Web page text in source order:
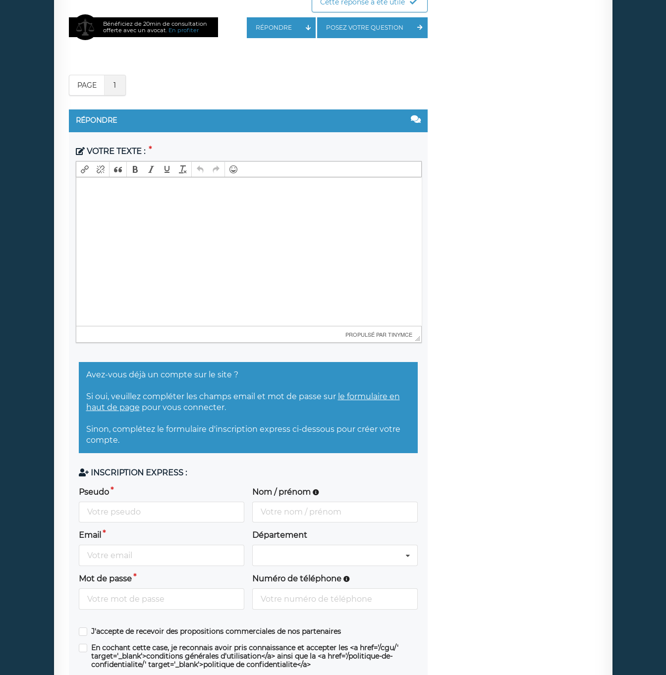
Cette réponse a été utile
Bénéficiez de 20min de consultation
offerte avec un avocat. En profiter POSEZ VOTRE QUESTION
RÉPONDRE
PAGE 1
RÉPONDRE
VOTRE TEXTE :
PROPULSÉ PAR TINYMCE
Avez-vous déjà un compte sur le site ?
Si oui, veuillez compléter les champs email et mot de passe sur le formulaire en
haut de page pour vous connecter.
Sinon, complétez le formulaire d'inscription express ci-dessous pour créer votre
compte.
INSCRIPTION EXPRESS :
Pseudo Nom / prénom
Email Département
Mot de passe Numéro de téléphone
J'accepte de recevoir des propositions commerciales de nos partenaires
En cochant cette case, je reconnais avoir pris connaissance et accepter les <a href='/cgu/'
target='_blank'>conditions générales d'utilisation</a> ainsi que la <a href='/politique-de-
confidentialite/' target='_blank'>politique de confidentialite</a>